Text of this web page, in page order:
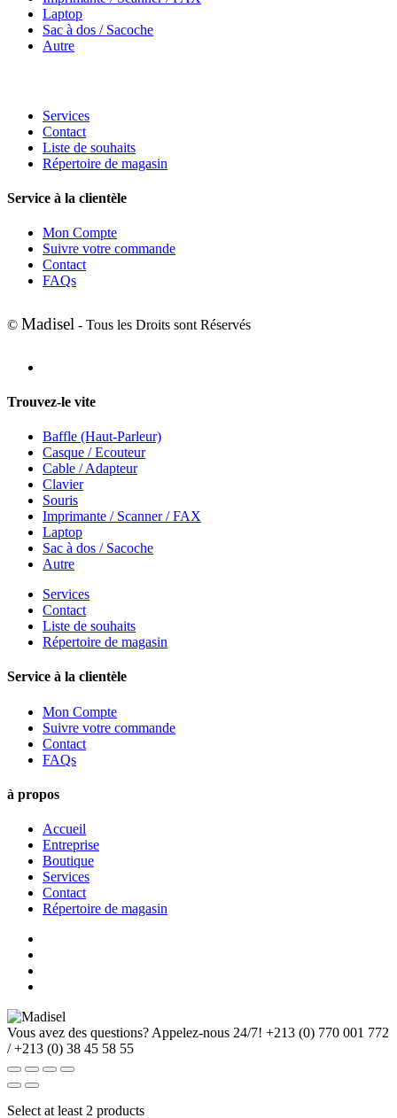
Laptop
Sac à dos / Sacoche
Autre
Services
Contact
Liste de souhaits
Répertoire de magasin
Service à la clientèle
Mon Compte
Suivre votre commande
Contact
FAQs
© Madisel - Tous les Droits sont Réservés
Trouvez-le vite
Baffle (Haut-Parleur)
Casque / Ecouteur
Cable / Adapteur
Clavier
Souris
Imprimante / Scanner / FAX
Laptop
Sac à dos / Sacoche
Autre
Services
Contact
Liste de souhaits
Répertoire de magasin
Service à la clientèle
Mon Compte
Suivre votre commande
Contact
FAQs
à propos
Accueil
Entreprise
Boutique
Services
Contact
Répertoire de magasin
Vous avez des questions? Appelez-nous 24/7! +213 (0) 770 001 772
/ +213 (0) 38 45 58 55
Select at least 2 products